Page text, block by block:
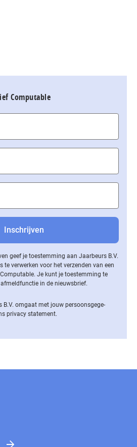
Computable
geef je toestemming aan Jaarbeurs B.V.
te verwerken voor het verzenden van een
Je kunt je toestemming te
in de nieuwsbrief.
B.V. omgaat met jouw per­soons­ge­ge­
privacy statement.